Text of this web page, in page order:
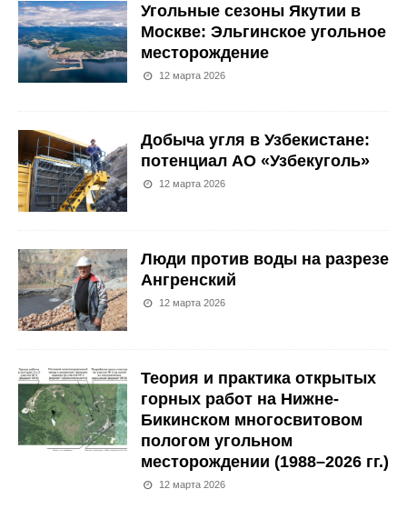
Угольные сезоны Якутии в
Москве: Эльгинское угольное
месторождение
12 марта 2026
Добыча угля в Узбекистане:
потенциал АО «Узбекуголь»
12 марта 2026
Люди против воды на разрезе
Ангренский
12 марта 2026
Теория и практика открытых
горных работ на Нижне-
Бикинском многосвитовом
пологом угольном
месторождении (1988–2026 гг.)
12 марта 2026